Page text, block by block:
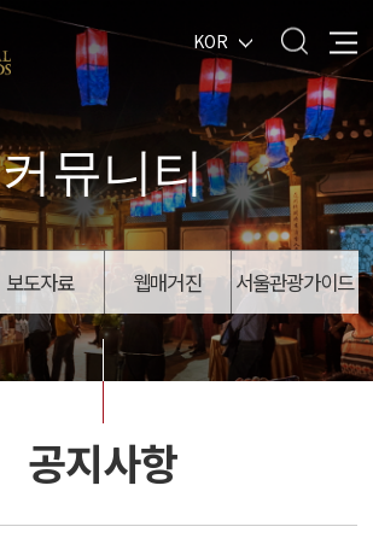
KOR
커뮤니티
보도자료 웹매거진 서울관광가이드
공지사항